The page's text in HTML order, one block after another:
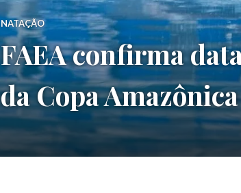
NATAÇÃO
FAEA confirma
da Copa Amazônica